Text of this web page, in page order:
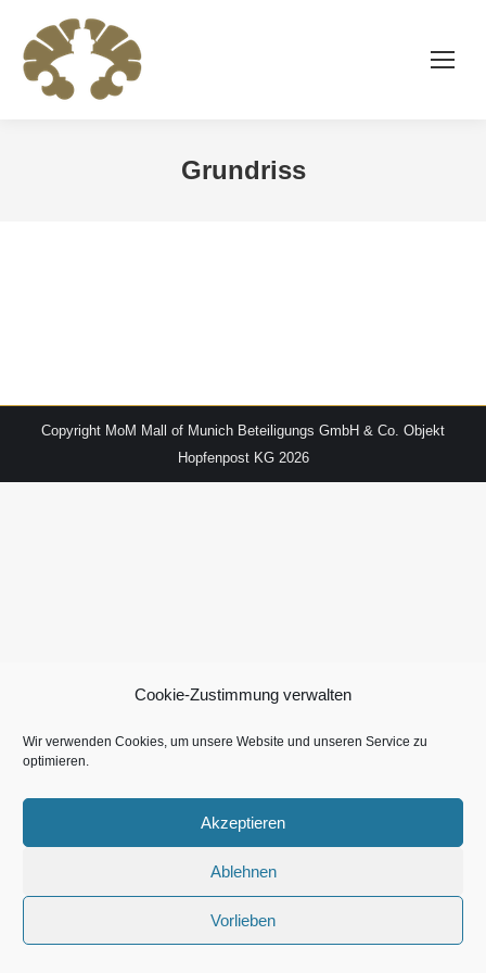
Cookie-Zustimmung verwalten
Wir verwenden Cookies, um unsere Website und unseren Service zu
optimieren.
Akzeptieren
Ablehnen
Vorlieben
Grundriss
Copyright MoM Mall of Munich Beteiligungs GmbH & Co. Objekt
Hopfenpost KG 2026